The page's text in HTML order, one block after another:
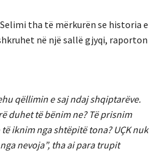
Selimi tha të mërkurën se historia e
në një sallë gjyqi, raporton
qëllimin e saj ndaj shqiptarëve.
duhet të bënim ne? Të prisnim
iknim nga shtëpitë tona? UÇK nuk
nevoja”, tha ai para trupit